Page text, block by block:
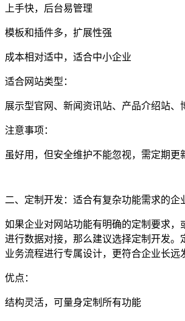
上手快，后台易管理
模板和插件多，扩展性强
成本相对适中，适合中小企业
适合网站类型：
展示型官网、新闻资讯站、产品介绍站、
注意事项：
虽好用，但安全维护不能忽视，需定期更
二、定制开发：适合有复杂功能需求的企
如果企业对网站功能有明确的定制要求，
进行数据对接，那么建议选择定制开发。
业务流程进行专属设计，更符合企业长远
优点：
结构灵活，可量身定制所有功能